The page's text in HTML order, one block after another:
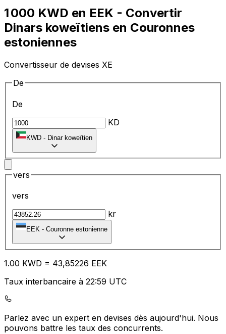
1 000 KWD en EEK - Convertir
Dinars koweïtiens en Couronnes
estoniennes
Convertisseur de devises XE
De
De
KD
KWD - Dinar koweïtien
vers
vers
kr
EEK - Couronne estonienne
1.00 KWD = 43,85226 EEK
Taux interbancaire à 22:59 UTC
Parlez avec un expert en devises dès aujourd'hui. Nous
pouvons battre les taux des concurrents.